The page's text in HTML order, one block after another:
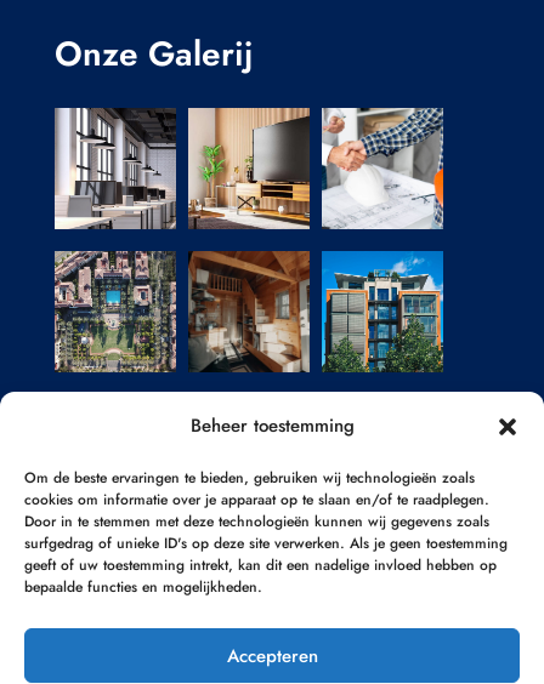
Beheer toestemming
Om de beste ervaringen te bieden, gebruiken wij technologieën zoals
cookies om informatie over je apparaat op te slaan en/of te raadplegen.
Door in te stemmen met deze technologieën kunnen wij gegevens zoals
surfgedrag of unieke ID's op deze site verwerken. Als je geen toestemming
geeft of uw toestemming intrekt, kan dit een nadelige invloed hebben op
bepaalde functies en mogelijkheden.
Accepteren
Onze Galerij